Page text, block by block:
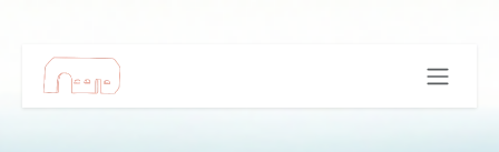
Se rendre au contenu